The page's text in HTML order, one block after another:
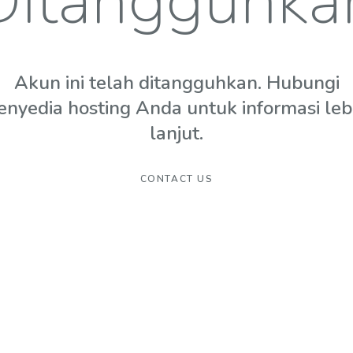
Akun ini telah ditangguhkan. Hubungi
hosting Anda untuk informasi
lanjut.
CONTACT US